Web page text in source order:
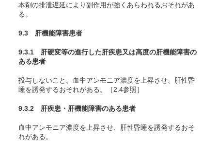
本剤の排泄遅延により副作用が強くあらわれるおそれがあ
る。
9.3 肝機能障害患者
9.3.1 肝硬変等の進行した肝疾患又は高度の肝機能障害の
ある患者
投与しないこと。血中アンモニア濃度を上昇させ、肝性昏
睡を誘発するおそれがある。［2.4参照］
9.3.2 肝疾患・肝機能障害のある患者
血中アンモニア濃度を上昇させ、肝性昏睡を誘発するおそ
れがある。